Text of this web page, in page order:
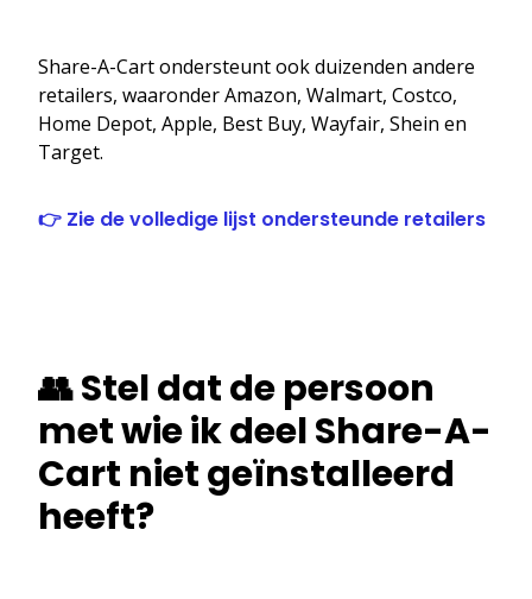
Share-A-Cart ondersteunt ook duizenden andere
retailers, waaronder Amazon, Walmart, Costco,
Home Depot, Apple, Best Buy, Wayfair, Shein en
Target.
👉 Zie de volledige lijst ondersteunde retailers
👥 Stel dat de persoon
met wie ik deel Share-A-
Cart niet geïnstalleerd
heeft?